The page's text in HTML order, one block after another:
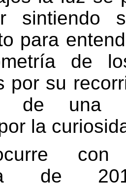
sintiendo
para
de
por su
de una
la
de